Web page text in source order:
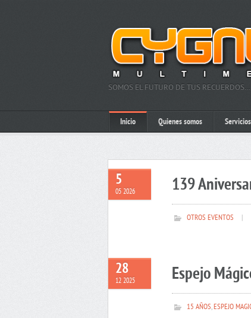
SOMOS EL FUTURO DE TUS RECUERDOS…
Inicio Quienes somos Servicios
5
05 2026 139
OTROS EVENTOS
28
12 2025 Espejo
15 AÑOS,ESPEJO